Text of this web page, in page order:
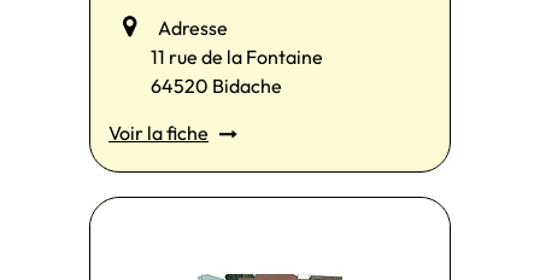
Adresse
11 rue de la Fontaine
64520 Bidache
Voir la fiche